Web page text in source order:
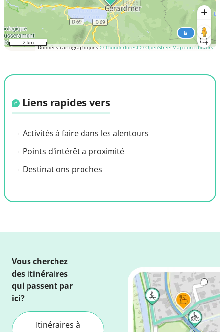
Données cartographiques© Thunderforest © OpenStreetMap contributors
2 km
Liens rapides vers
Activités à faire dans les alentours
Points d'intérêt a proximité
Destinations proches
Vous cherchez
des itinéraires
qui passent par
ici?
Itinéraires à